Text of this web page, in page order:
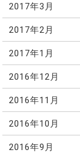
2017年3月
2017年2月
2017年1月
2016年12月
2016年11月
2016年10月
2016年9月